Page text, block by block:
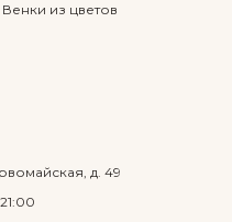
Венки из цветов
д. 49